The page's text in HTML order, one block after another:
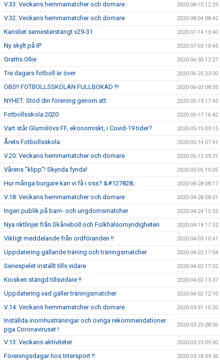
V.33: Veckans hemmamatcher och domare 2020-08-10 12:29
V.32: Veckans hemmamatcher och domare 2020-08-04 08:42
Kansliet semesterstängt v29-31 2020-07-14 13:40
Ny skylt på IP 2020-07-03 10:45
Grattis Ollie 2020-06-30 12:27
Tre dagars fotboll är över 2020-06-25 23:00
OBS!! FOTBOLLSSKOLAN FULLBOKAD !!! 2020-06-03 08:05
NYHET: Stöd din förening genom att: 2020-05-19 17:45
Fotbollsskola 2020 2020-05-17 16:42
Vart står Glumslövs FF, ekonomiskt, i Covid-19 tider? 2020-05-15 09:15
Årets Fotbollsskola 2020-05-14 07:41
V.20: Veckans hemmamatcher och domare 2020-05-12 09:31
Vårens "klipp"! Skynda fynda! 2020-05-05 10:05
Hur många burgare kan vi få i oss? &#127828; 2020-04-28 08:17
V.18: Veckans hemmamatcher och domare 2020-04-28 08:01
Ingen publik på barn- och ungdomsmatcher 2020-04-24 15:55
Nya riktlinjer från Skåneboll och Folkhälsomyndigheten 2020-04-18 17:52
Viktigt meddelande från ordföranden !! 2020-04-03 10:41
Uppdatering gällande träning och träningsmatcher 2020-04-02 17:04
Seriespelet inställt tills vidare 2020-04-02 17:02
Kiosken stängd tillsvidare !! 2020-04-02 13:37
Uppdatering vad gäller träningsmatcher 2020-04-02 12:10
V.14: Veckans hemmamatcher och domare 2020-03-31 10:20
Inställda inomhusträningar och övriga rekommendationer
pga Coronaviruset !
2020-03-25 08:06
V.13: Veckans aktiviteter 2020-03-23 09:00
Föreningsdagar hos Intersport !! 2020-03-18 09:36